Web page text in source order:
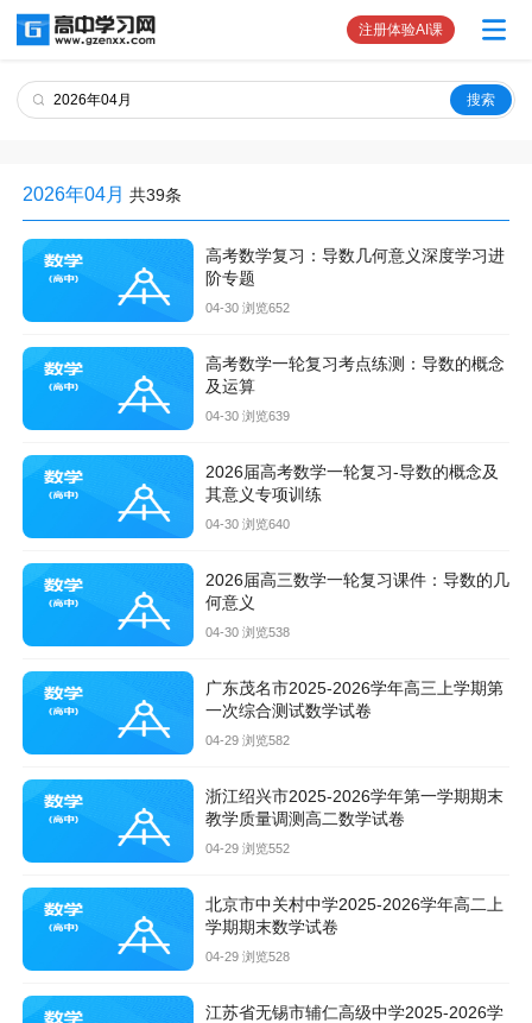
注册体验AI课
2026年04月 共39条
高考数学复习：导数几何意义深度学习进
阶专题
04-30 浏览652
高考数学一轮复习考点练测：导数的概念
及运算
04-30 浏览639
2026届高考数学一轮复习-导数的概念及
其意义专项训练
04-30 浏览640
2026届高三数学一轮复习课件：导数的几
何意义
04-30 浏览538
广东茂名市2025-2026学年高三上学期第
一次综合测试数学试卷
04-29 浏览582
浙江绍兴市2025-2026学年第一学期期末
教学质量调测高二数学试卷
04-29 浏览552
北京市中关村中学2025-2026学年高二上
学期期末数学试卷
04-29 浏览528
江苏省无锡市辅仁高级中学2025-2026学